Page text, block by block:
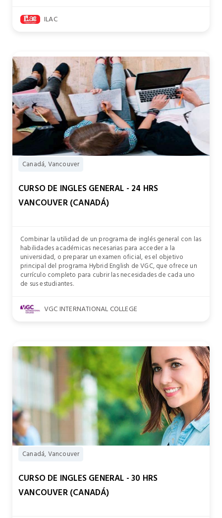
ILAC
Canadá, Vancouver
CURSO DE INGLES GENERAL - 24 HRS
VANCOUVER (CANADÁ)
Combinar la utilidad de un programa de inglés general con las
habilidades académicas necesarias para acceder a la
universidad, o preparar un examen oficial, es el objetivo
principal del programa Hybrid English de VGC, que ofrece un
currículo completo para cubrir las necesidades de cada uno
de sus estudiantes.
VGC INTERNATIONAL COLLEGE
Canadá, Vancouver
CURSO DE INGLES GENERAL - 30 HRS
VANCOUVER (CANADÁ)